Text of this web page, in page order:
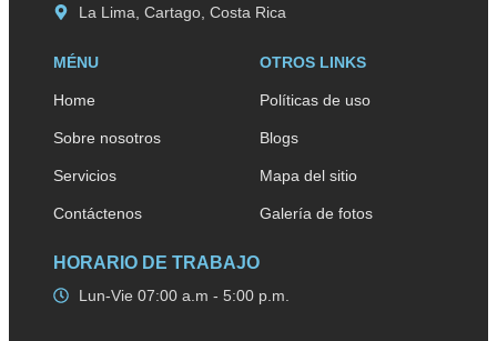
La Lima, Cartago, Costa Rica
MÉNU
Home
Sobre nosotros
Servicios
Contáctenos
OTROS LINKS
Políticas de uso
Blogs
Mapa del sitio
Galería de fotos
HORARIO DE TRABAJO
Lun-Vie 07:00 a.m - 5:00 p.m.